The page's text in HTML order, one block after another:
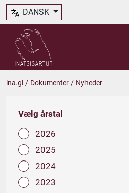
DANSK
ina.gl / Dokumenter / Nyheder
Vælg årstal
2026
2025
2024
2023